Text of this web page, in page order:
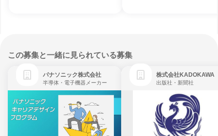
この募集と一緒に見られている募集
パナソニック株式会社
半導体・電子機器メーカー
株式会社KADOKAWA
出版社・新聞社